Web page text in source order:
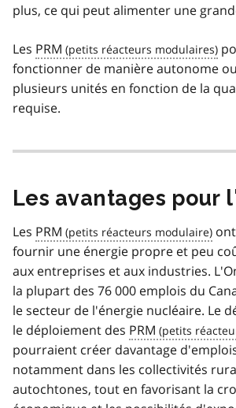
plus, ce qui peut alimenter une
Les PRM
fonctionner de manière autonome
plusieurs unités en fonction de la
requise.
Les avantages pour
Les PRM
fournir une énergie propre et peu
aux entreprises et aux industries.
la plupart des 76 000 emplois du
le secteur de l'énergie nucléaire. Le
le déploiement des PRM
pourraient créer davantage
notamment dans les collectivités
autochtones, tout en favorisant la